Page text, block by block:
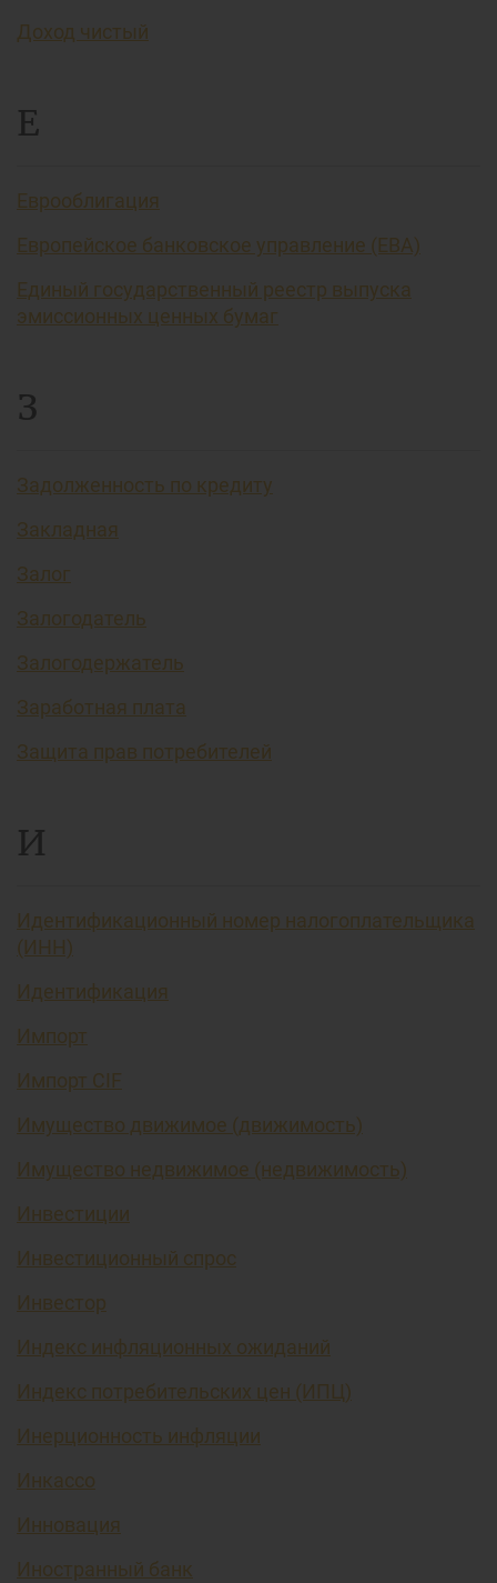
Доход чистый
Е
Еврооблигация
Европейское банковское управление (EBA)
Единый государственный реестр выпуска
эмиссионных ценных бумаг
З
Задолженность по кредиту
Закладная
Залог
Залогодатель
Залогодержатель
Заработная плата
Защита прав потребителей
И
Идентификационный номер налогоплательщика
(ИНН)
Идентификация
Импорт
Импорт CIF
Имущество движимое (движимость)
Имущество недвижимое (недвижимость)
Инвестиции
Инвестиционный спрос
Инвестор
Индекс инфляционных ожиданий
Индекс потребительских цен (ИПЦ)
Инерционность инфляции
Инкассо
Инновация
Иностранный банк